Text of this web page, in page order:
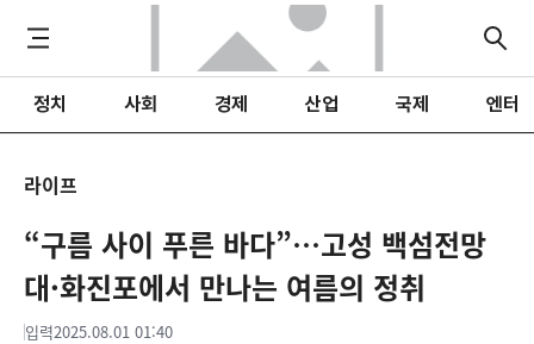
정치 사회 경제 산업 국제 엔터
라이프
“구름 사이 푸른 바다”…고성 백섬전망
대·화진포에서 만나는 여름의 정취
입력2025.08.01 01:40